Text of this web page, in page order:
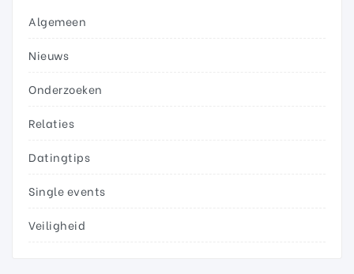
Algemeen
Nieuws
Onderzoeken
Relaties
Datingtips
Single events
Veiligheid